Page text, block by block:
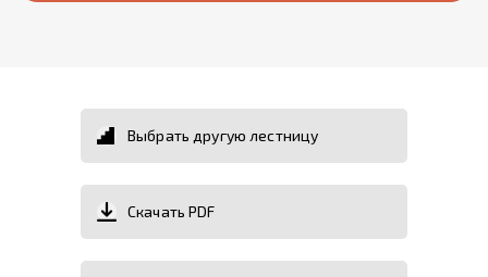
Выбрать другую лестницу
Скачать PDF